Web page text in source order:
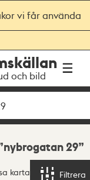
vi får använda
och bild
nybrogatan 29
karta Filtrera